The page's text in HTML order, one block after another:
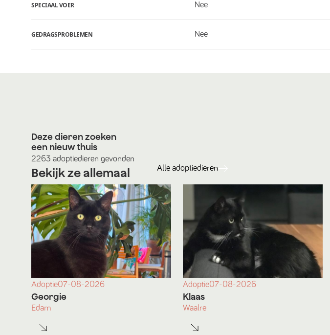
SPECIAAL VOER Nee
GEDRAGSPROBLEMEN Nee
Deze dieren zoeken
een nieuw thuis
2263 adoptiedieren gevonden
Bekijk ze allemaal Alle adoptiedieren
Adoptie07-08-2026
Georgie
Edam
Adoptie07-08-2026
Klaas
Waalre